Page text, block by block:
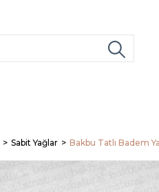
Sabit Yağlar Bakbu Tatlı Badem